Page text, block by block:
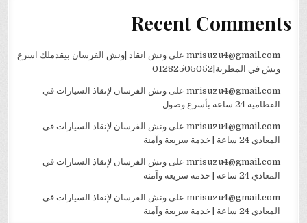
Recent Comments
mrisuzu4@gmail.comعلى ونش انقاذ |ونش الفرسان بيقدملك اسرع
ونش في المطرية|01282505052
mrisuzu4@gmail.comعلى ونش الفرسان لإنقاذ السيارات في
القطامية 24 ساعة بأسرع وصول
mrisuzu4@gmail.comعلى ونش الفرسان لإنقاذ السيارات في
المعادي 24 ساعة | خدمة سريعة وآمنة
mrisuzu4@gmail.comعلى ونش الفرسان لإنقاذ السيارات في
المعادي 24 ساعة | خدمة سريعة وآمنة
mrisuzu4@gmail.comعلى ونش الفرسان لإنقاذ السيارات في
المعادي 24 ساعة | خدمة سريعة وآمنة